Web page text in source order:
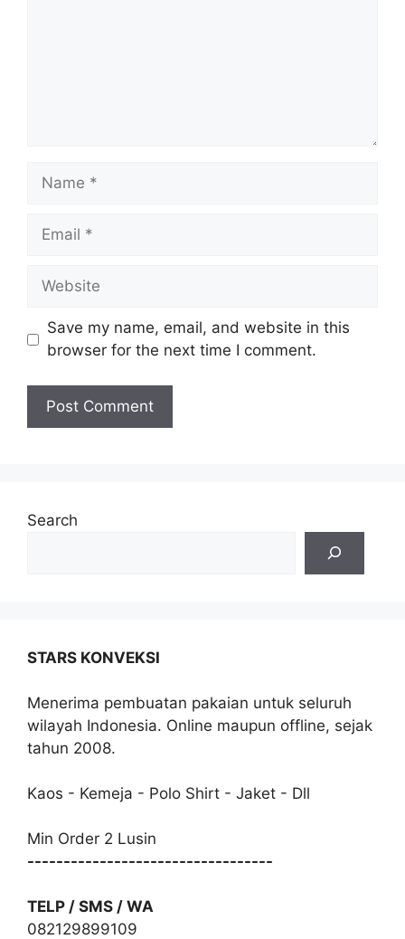
Save my name, email, and website in this
browser for the next time I comment.
Search
STARS KONVEKSI
Menerima pembuatan pakaian untuk seluruh
wilayah Indonesia. Online maupun offline, sejak
tahun 2008.
Kaos - Kemeja - Polo Shirt - Jaket - Dll
Min Order 2 Lusin
----------------------------------
TELP / SMS / WA
082129899109